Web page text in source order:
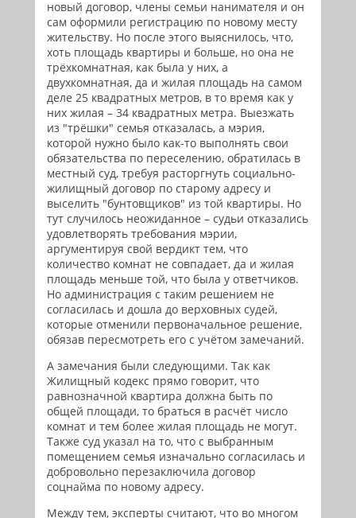
новый договор, члены семьи нанимателя и он
сам оформили регистрацию по новому месту
жительству. Но после этого выяснилось, что,
хоть площадь квартиры и больше, но она не
трёхкомнатная, как была у них, а
двухкомнатная, да и жилая площадь на самом
деле 25 квадратных метров, в то время как у
них жилая – 34 квадратных метра. Выезжать
из "трёшки" семья отказалась, а мэрия,
которой нужно было как-то выполнять свои
обязательства по переселению, обратилась в
местный суд, требуя расторгнуть социально-
жилищный договор по старому адресу и
выселить "бунтовщиков" из той квартиры. Но
тут случилось неожиданное – судьи отказались
удовлетворять требования мэрии,
аргументируя свой вердикт тем, что
количество комнат не совпадает, да и жилая
площадь меньше той, что была у ответчиков.
Но администрация с таким решением не
согласилась и дошла до верховных судей,
которые отменили первоначальное решение,
обязав пересмотреть его с учётом замечаний.
А замечания были следующими. Так как
Жилищный кодекс прямо говорит, что
равнозначной квартира должна быть по
общей площади, то браться в расчёт число
комнат и тем более жилая площадь не могут.
Также суд указал на то, что с выбранным
помещением семья изначально согласилась и
добровольно перезаключила договор
соцнайма по новому адресу.
Между тем, эксперты считают, что во многом